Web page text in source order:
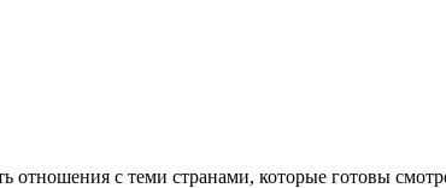
отношения с теми странами, которые готовы